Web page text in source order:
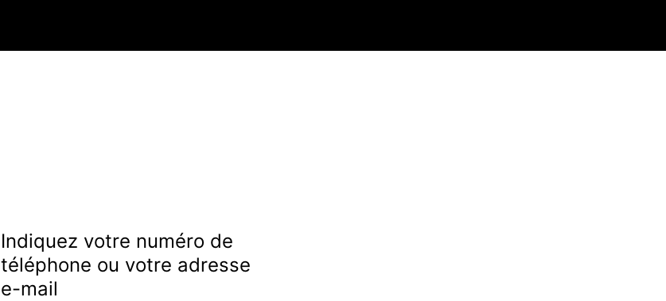
Indiquez votre numéro de
téléphone ou votre adresse
e-mail